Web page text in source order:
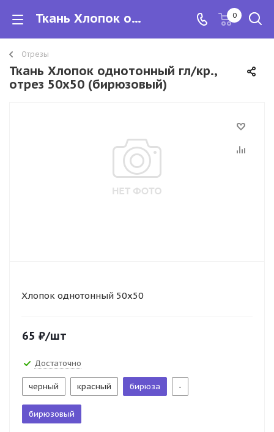
Ткань Хлопок однотонный гл/кр., отрез 50х50 0
Отрезы
Ткань Хлопок однотонный гл/кр.,
отрез 50х50 (бирюзовый)
Хлопок однотонный 50х50
65 ₽/шт
Достаточно
черный красный бирюза -
бирюзовый